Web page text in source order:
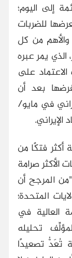
إلى اليوم؛
للضربات
من كل
يمر عبره
الاعتماد على
بعد أن
في مايو/
أكثر فتكًا من
الأكثر صرامة
المرجح أن
المتحدة؛
العالية في
تحليله
تُعَدُّ تصعيدًا